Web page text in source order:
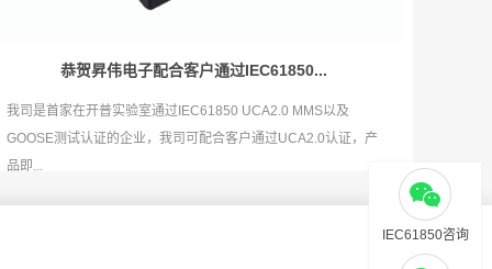
恭贺昇伟电子配合客户通过IEC61850...
我司是首家在开普实验室通过IEC61850 UCA2.0 MMS以及
GOOSE测试认证的企业，我司可配合客户通过UCA2.0认证，产
品即...
IEC61850咨询